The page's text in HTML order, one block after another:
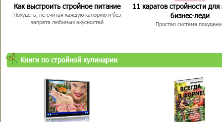
Как выстроить стройное питание
Похудеть, не считая каждую калорию и без
запрета любимых вкусностей
11 каратов стройности для
бизнес-леди
Простая система
Книги по стройной кулинарии